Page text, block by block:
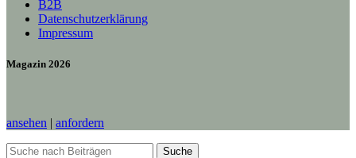
B2B
Datenschutzerklärung
Impressum
Magazin 2026
ansehen | anfordern
Suche